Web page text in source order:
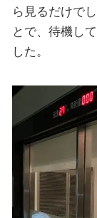
ら見るだけで
とで、待機し
した。